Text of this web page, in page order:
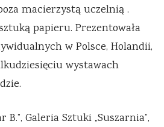
macierzystą uczelnią .
papieru. Prezentowała
w Polsce, Holandii,
wystawach
Galeria Sztuki „Suszarnia”,